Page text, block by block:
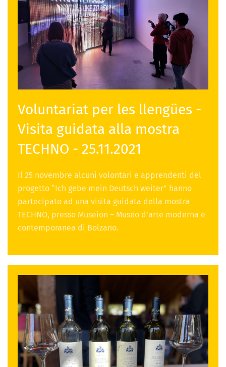
Voluntariat per les llengües -
Visita guidata alla mostra
TECHNO - 25.11.2021
Il 25 novembre alcuni volontari e apprendenti del
progetto “Ich gebe mein Deutsch weiter” hanno
partecipato ad una visita guidata della mostra
TECHNO, presso Museion – Museo d’arte moderna e
contemporanea di Bolzano.